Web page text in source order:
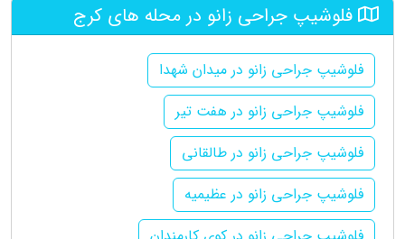
فلوشیپ جراحی زانو در محله های کرج
فلوشیپ جراحی زانو در میدان شهدا
فلوشیپ جراحی زانو در هفت تیر
فلوشیپ جراحی زانو در طالقانی
فلوشیپ جراحی زانو در عظیمیه